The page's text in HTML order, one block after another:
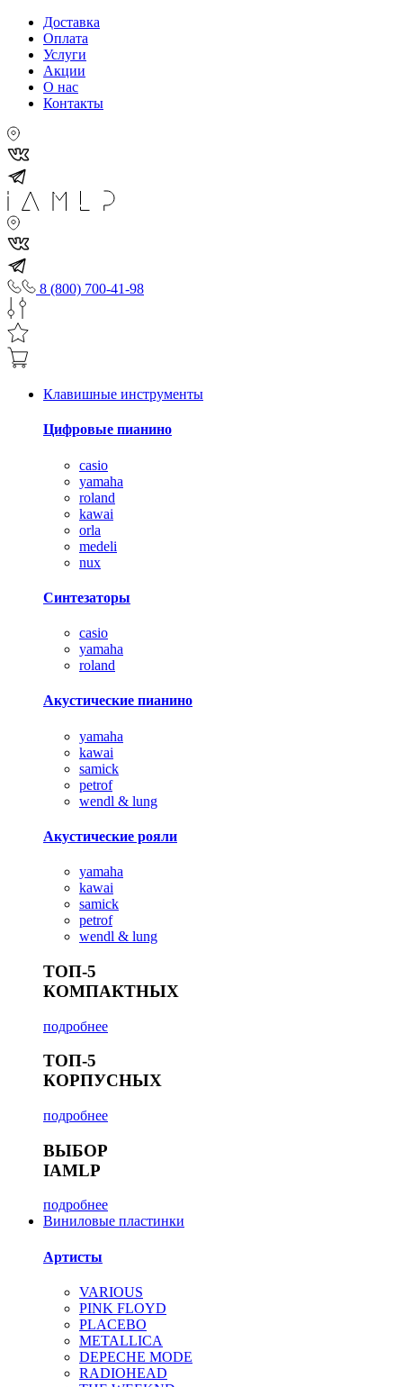
Доставка
Оплата
Услуги
Акции
О нас
Контакты
8 (800) 700-41-98
Клавишные инструменты
Цифровые пианино
casio
yamaha
roland
kawai
orla
medeli
nux
Синтезаторы
casio
yamaha
roland
Акустические пианино
yamaha
kawai
samick
petrof
wendl & lung
Акустические рояли
yamaha
kawai
samick
petrof
wendl & lung
ТОП-5
КОМПАКТНЫХ
подробнее
ТОП-5
КОРПУСНЫХ
подробнее
ВЫБОР
IAMLP
подробнее
Виниловые пластинки
Артисты
VARIOUS
PINK FLOYD
PLACEBO
METALLICA
DEPECHE MODE
RADIOHEAD